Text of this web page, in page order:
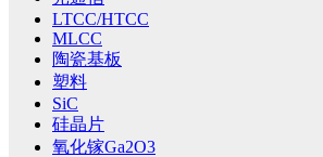
LTCC/HTCC
MLCC
陶瓷基板
塑料
SiC
硅晶片
氧化镓Ga2O3